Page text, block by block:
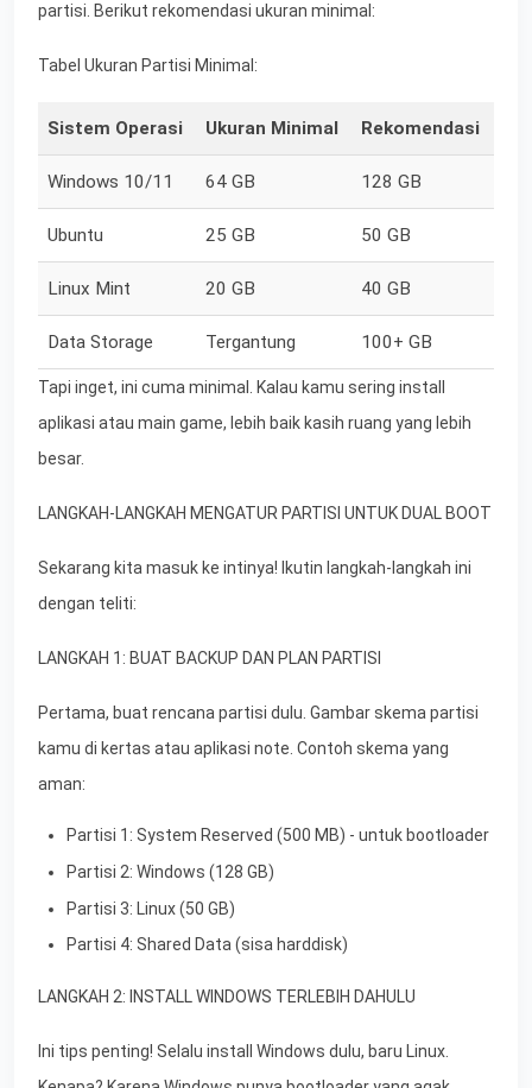
partisi. Berikut rekomendasi ukuran minimal:
Tabel Ukuran Partisi Minimal:
Sistem Operasi Ukuran Minimal Rekomendasi
Windows 10/11 64 GB 128 GB
Ubuntu 25 GB 50 GB
Linux Mint 20 GB 40 GB
Data Storage Tergantung 100+ GB
Tapi inget, ini cuma minimal. Kalau kamu sering install
aplikasi atau main game, lebih baik kasih ruang yang lebih
besar.
LANGKAH-LANGKAH MENGATUR PARTISI UNTUK DUAL BOOT
Sekarang kita masuk ke intinya! Ikutin langkah-langkah ini
dengan teliti:
LANGKAH 1: BUAT BACKUP DAN PLAN PARTISI
Pertama, buat rencana partisi dulu. Gambar skema partisi
kamu di kertas atau aplikasi note. Contoh skema yang
aman:
Partisi 1: System Reserved (500 MB) - untuk bootloader
Partisi 2: Windows (128 GB)
Partisi 3: Linux (50 GB)
Partisi 4: Shared Data (sisa harddisk)
LANGKAH 2: INSTALL WINDOWS TERLEBIH DAHULU
Ini tips penting! Selalu install Windows dulu, baru Linux.